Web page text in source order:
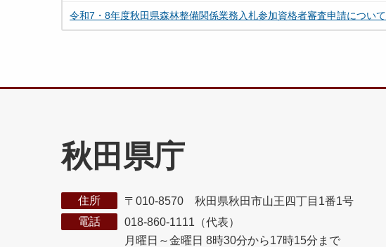
令和7・8年度秋田県森林整備関係業務入札参加資格者審査申請について
秋田県庁
住所
〒010-8570 秋田県秋田市山王四丁目1番1号
電話
018-860-1111（代表）
月曜日～金曜日 8時30分から17時15分まで